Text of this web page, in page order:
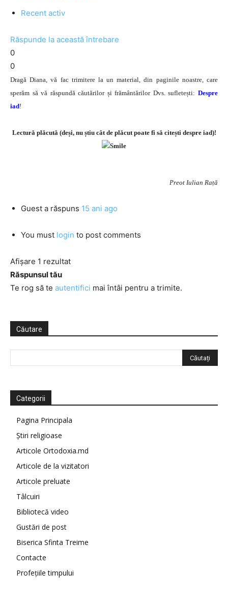
Recent activ
Răspunde la această întrebare
0
0
Dragă Diana, vă fac trimitere la un material, din paginile noastre, care
sperăm să vă răspundă căutărilor și frământărilor Dvs. sufletești: Despre
iad!
Lectură plăcută (deși, nu știu cât de plăcut poate fi să citești despre iad)!
Preot Iulian Rață
Guest a răspuns 15 ani ago
You must login to post comments
Afișare 1 rezultat
Răspunsul tău
Te rog să te autentifici mai întâi pentru a trimite.
Căutare
Categorii
Pagina Principala
Știri religioase
Articole Ortodoxia.md
Articole de la vizitatori
Articole preluate
Tâlcuiri
Bibliotecă video
Gustări de post
Biserica Sfinta Treime
Contacte
Profețiile timpului